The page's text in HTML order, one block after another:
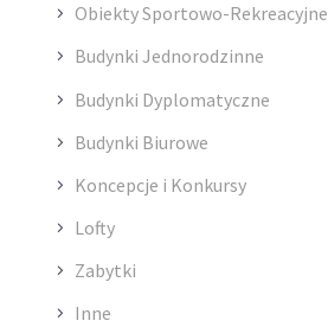
Obiekty Sportowo-Rekreacyjne
Budynki Jednorodzinne
Budynki Dyplomatyczne
Budynki Biurowe
Koncepcje i Konkursy
Lofty
Zabytki
Inne